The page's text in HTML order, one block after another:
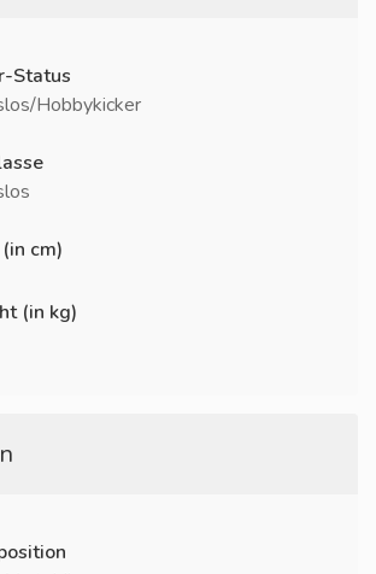
Status
Hobbykicker
cm)
(in kg)